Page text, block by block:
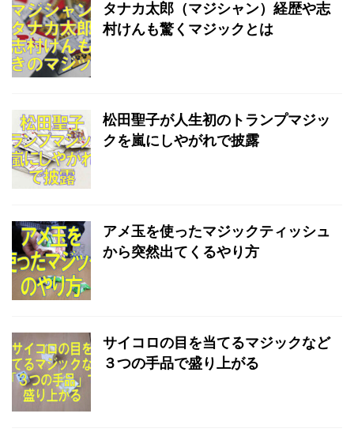
タナカ太郎（マジシャン）経歴や志
村けんも驚くマジックとは
松田聖子が人生初のトランプマジッ
クを嵐にしやがれで披露
アメ玉を使ったマジックティッシュ
から突然出てくるやり方
サイコロの目を当てるマジックなど
３つの手品で盛り上がる